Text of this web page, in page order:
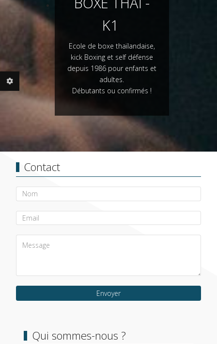
K1
Ecole de boxe thaïlandaise,
kick Boxing et self défense
depuis 1986 pour enfants et
adultes.
Débutants ou confirmés !
Contact
Envoyer
Qui sommes-nous ?